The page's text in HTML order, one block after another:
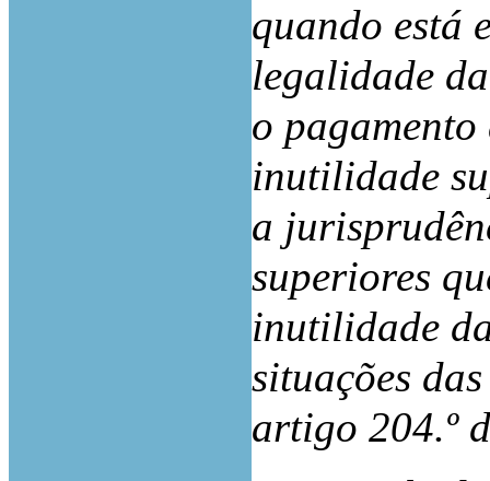
quando está
legalidade
o
inutilidade
a
superiores
inutilidade
situações
artigo 204.º